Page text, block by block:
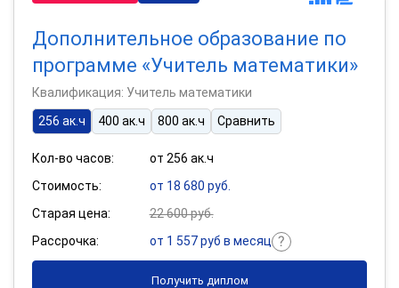
Дополнительное образование по
программе «Учитель математики»
Квалификация: Учитель математики
256 ак.ч
400 ак.ч 800 ак.ч Сравнить
Кол-во часов:
от 256 ак.ч
Стоимость:
от 18 680 руб.
Старая цена:
22 600 руб.
Рассрочка:
от 1 557 руб в месяц
Получить диплом